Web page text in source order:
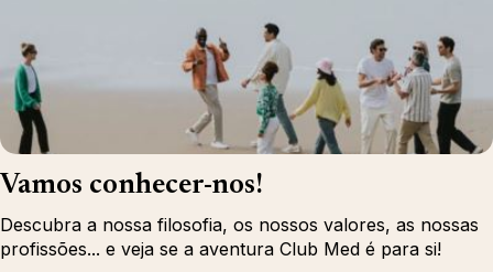
Vamos conhecer-nos!
Descubra a nossa filosofia, os nossos valores, as nossas
profissões... e veja se a aventura Club Med é para si!